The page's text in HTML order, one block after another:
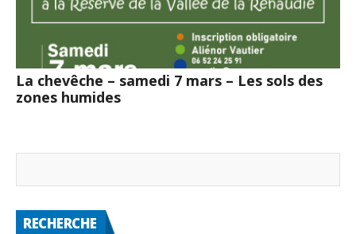
La chevêche – samedi 7 mars – Les sols des
zones humides
RECHERCHE